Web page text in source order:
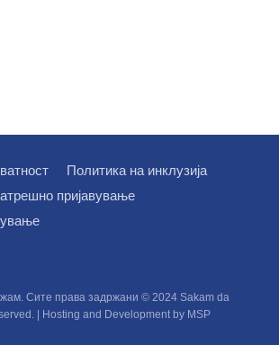
Политика на инклузија
пријавување
Сите права задржани © 2024 Sakam da
| Hosting and Development by MSP